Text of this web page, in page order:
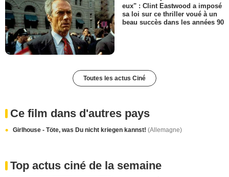
eux" : Clint Eastwood a imposé
sa loi sur ce thriller voué à un
beau succès dans les années 90
Toutes les actus Ciné
Ce film dans d'autres pays
Girlhouse - Töte, was Du nicht kriegen kannst! (Allemagne)
Top actus ciné de la semaine